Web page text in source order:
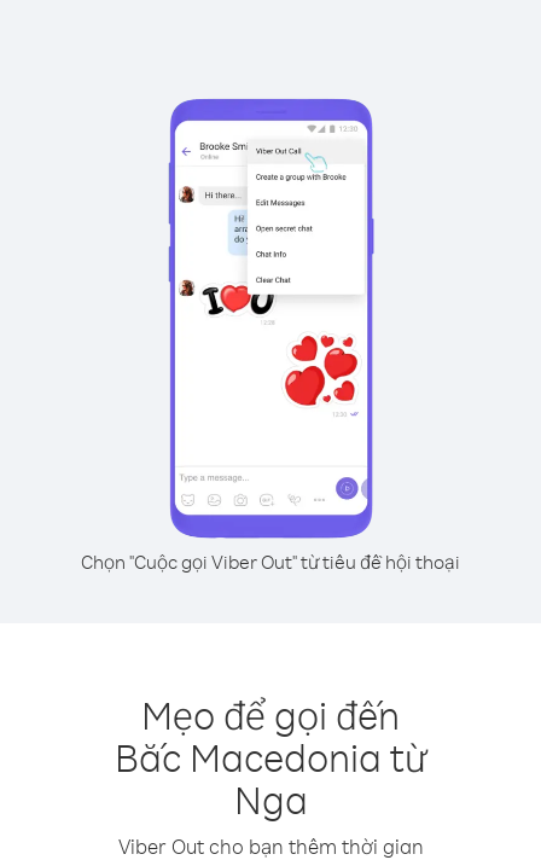
Chọn "Cuộc gọi Viber Out" từ tiêu đề hội thoại
Mẹo để gọi đến
Bắc Macedonia từ
Nga
Viber Out cho bạn thêm thời gian